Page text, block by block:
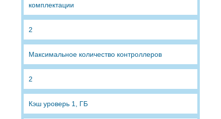
комплектации
2
Максимальное количество контроллеров
2
Кэш уроверь 1, ГБ